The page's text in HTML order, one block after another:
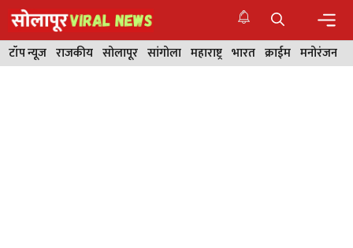
Skip
to
content
टॉप न्यूज राजकीय सोलापूर सांगोला महाराष्ट्र भारत क्राईम मनोरंजन